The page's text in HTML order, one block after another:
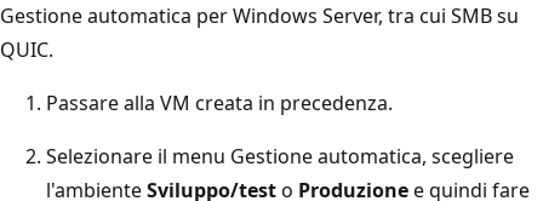
Gestione automatica per Windows Server, tra cui SMB su
QUIC.
Passare alla VM creata in precedenza.
Selezionare il menu Gestione automatica, scegliere
l'ambienteSviluppo/testo Produzionee quindi fare